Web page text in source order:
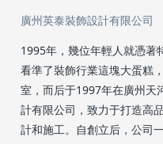
廣州英泰裝飾設計有限公司
1995年，幾位年輕人就憑著
看準了裝飾行業這塊大蛋糕
室，而后于1997年在廣州天
計有限公司，致力于打造高
計和施工。自創立后，公司